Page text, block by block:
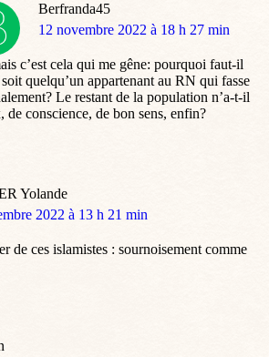
Berfranda45
dit
12 novembre 2022 à 18 h 27 min
c’est cela qui me gêne: pourquoi faut-il
quelqu’un appartenant au RN qui fasse
Le restant de la population n’a-t-il
de conscience, de bon sens, enfin?
Yolande
2022 à 13 h 21 min
de ces islamistes : sournoisement comme